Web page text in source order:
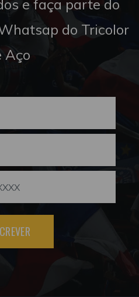
e faça parte do
do Tricolor
Aço